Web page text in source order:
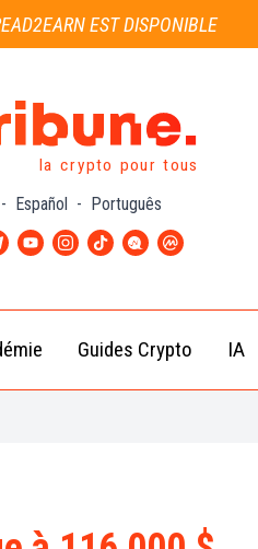
EST DISPONIBLE
la crypto pour tous
- Español - Português
Débutant
Intermédiaire
Guides Crypto IA